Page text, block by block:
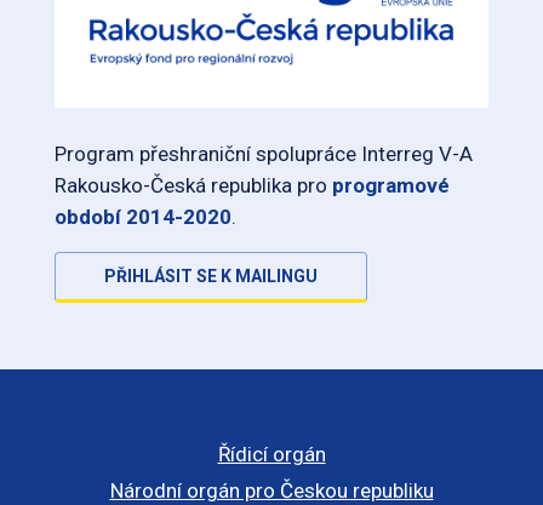
Program přeshraniční spolupráce Interreg V-A
Rakousko-Česká republika pro programové
období 2014-2020.
PŘIHLÁSIT SE K MAILINGU
Řídicí orgán
Národní orgán pro Českou republiku